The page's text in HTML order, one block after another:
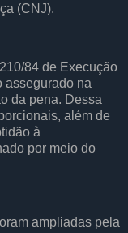
(CNJ).
84 de Execução
assegurado na
da pena. Dessa
além de
à
por meio do
ampliadas pela